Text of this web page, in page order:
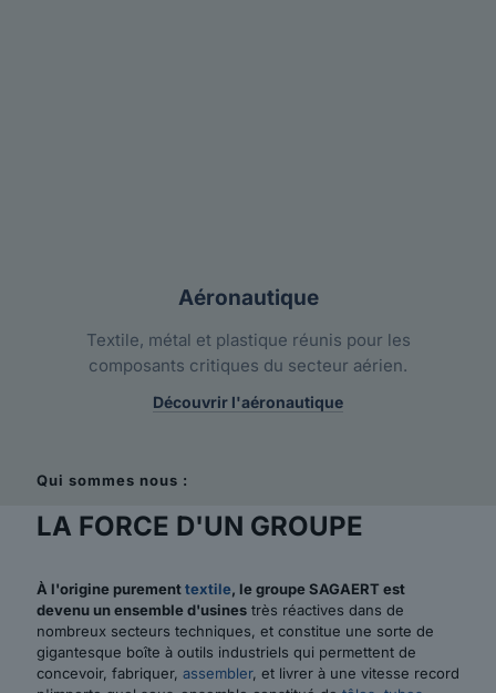
Aéronautique
Textile, métal et plastique réunis pour les
composants critiques du secteur aérien.
Découvrir l'aéronautique
Qui sommes nous :
LA FORCE D'UN GROUPE
À l'origine purementtextile, le groupe SAGAERT est
devenu un ensemble d'usines très réactives dans de
nombreux secteurs techniques, et constitue une sorte de
gigantesque boîte à outils industriels qui permettent de
concevoir, fabriquer, assembler, et livrer à une vitesse record